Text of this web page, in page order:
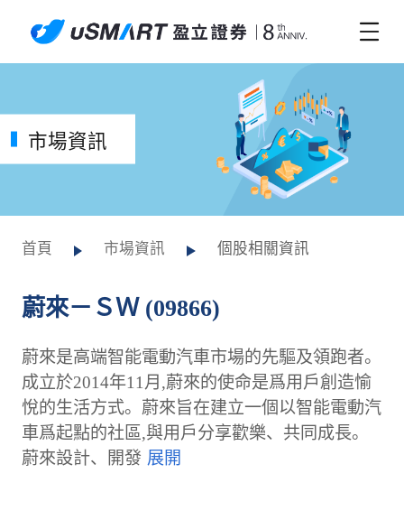
市場資訊
首頁 市場資訊 個股相關資訊
蔚來－ＳＷ (09866)
蔚來是高端智能電動汽車市場的先驅及領跑者。
成立於2014年11月,蔚來的使命是爲用戶創造愉
悅的生活方式。蔚來旨在建立一個以智能電動汽
車爲起點的社區,與用戶分享歡樂、共同成長。
蔚來設計、開發